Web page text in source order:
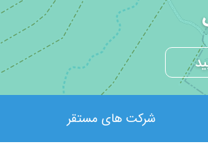
شرکت های مستقر